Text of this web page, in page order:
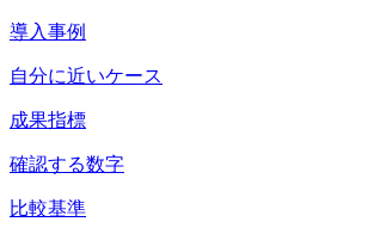
導入事例
自分に近いケース
成果指標
確認する数字
比較基準